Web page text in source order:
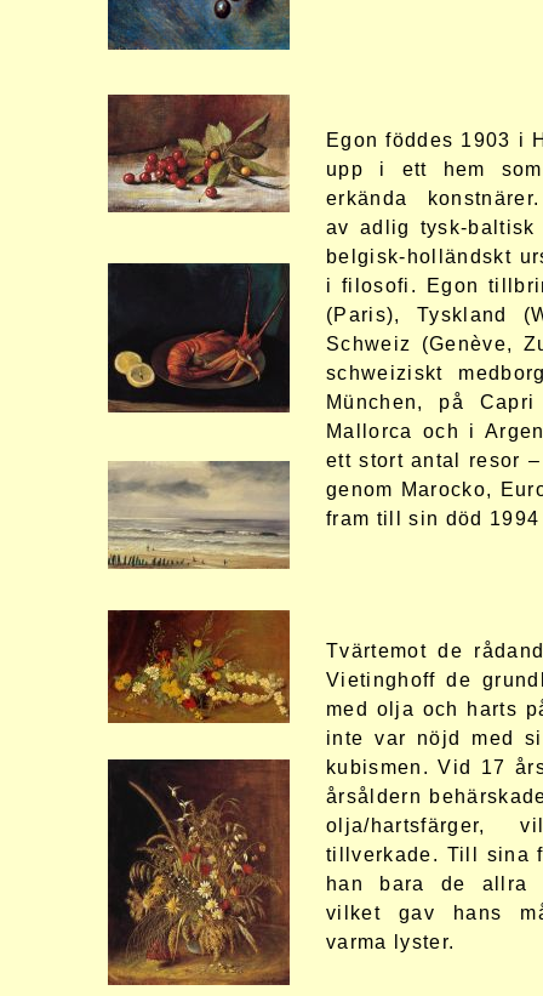
Egon föddes 1903 i
upp i ett hem
erkända
av adlig tysk-baltisk
belgisk-holländskt
i filosofi.
Egon
(Paris), Tyskland
Schweiz (Genève,
schweiziskt
München, på
Mallorca och i
ett stort antal resor
genom Marocko,
fram till sin död
Tvärtemot de
Vietinghoff de
med olja och harts
inte var nöjd med
kubismen. Vid 17
årsåldern
olja/hartsfärger,
tillverkade. Till sina
han bara de allra
vilket gav hans
varma lyster.